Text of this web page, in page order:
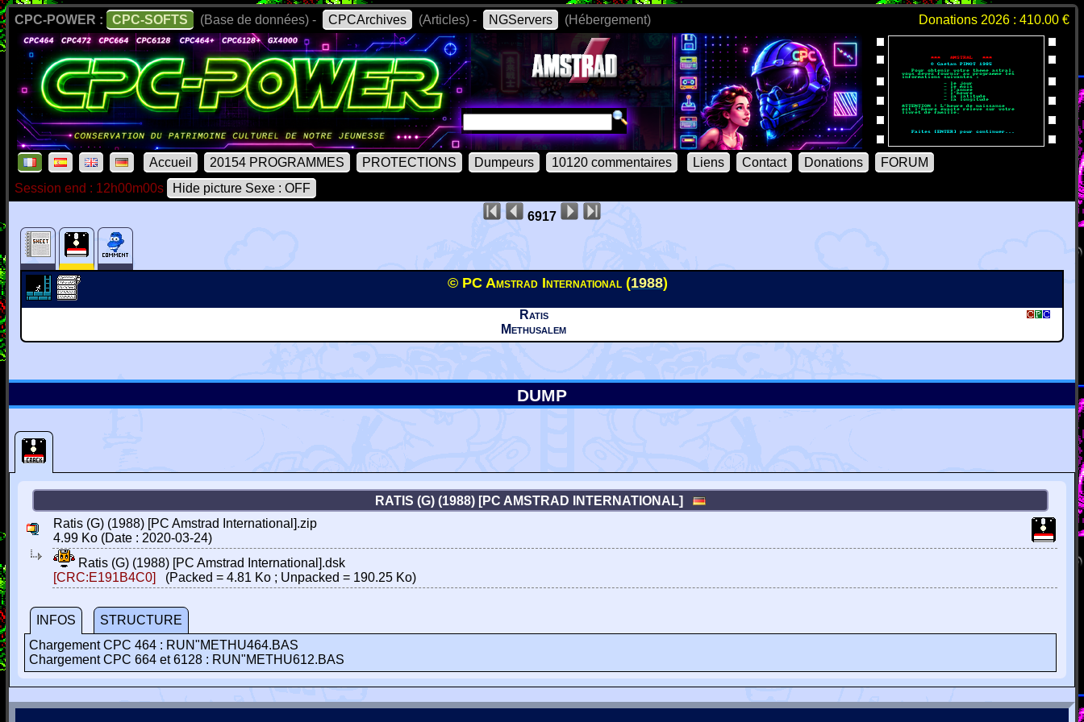
CPC-POWER : CPC-SOFTS (Base de données) - CPCArchives (Articles) - NGServers (Hébergement) Donations 2026 : 410.00 €
Accueil 20154 PROGRAMMES PROTECTIONS Dumpeurs 10120 commentaires Liens Contact Donations
FORUM
Session end : 12h00m00s
Hide picture Sexe : OFF
6917
© PC Amstrad International (1988)
Ratis
Methusalem
DUMP
RATIS (G) (1988) [PC AMSTRAD INTERNATIONAL]
Ratis (G) (1988) [PC Amstrad International].zip
4.99 Ko (Date : 2020-03-24)
Ratis (G) (1988) [PC Amstrad International].dsk
[CRC:E191B4C0]
(Packed = 4.81 Ko ; Unpacked = 190.25 Ko)
INFOS
STRUCTURE
Chargement CPC 464 : RUN"METHU464.BAS
Chargement CPC 664 et 6128 : RUN"METHU612.BAS